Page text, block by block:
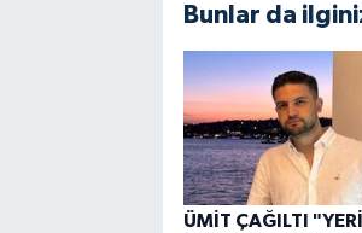
Bunlar da
ÜMİT ÇAĞILTI